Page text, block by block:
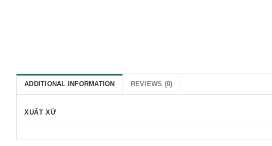
ADDITIONAL INFORMATION REVIEWS (0)
XUẤT XỨ